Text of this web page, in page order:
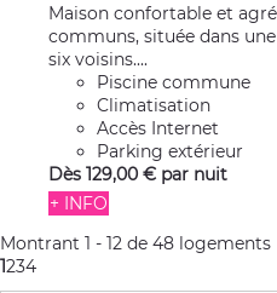
Maison confortable et
communs, située dans
six voisins....
Piscine commune
Climatisation
Accès Internet
Parking extérieur
Dès 129,00 € par nuit
+ INFO
Montrant 1 - 12 de 48 logements
1234